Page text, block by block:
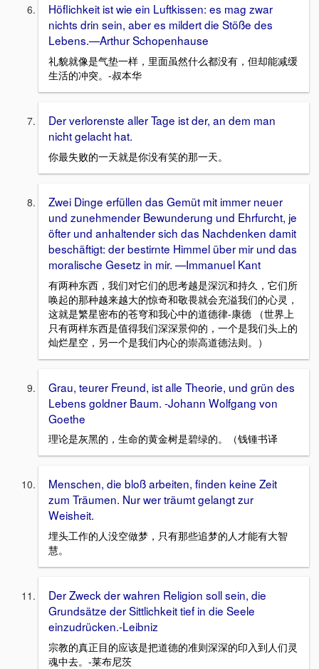
Höflichkeit ist wie ein Luftkissen: es mag zwar
nichts drin sein, aber es mildert die Stöße des
Lebens.—Arthur Schopenhause
礼貌就像是气垫一样，里面虽然什么都没有，但却能减缓
生活的冲突。-叔本华
Der verlorenste aller Tage ist der, an dem man
nicht gelacht hat.
你最失败的一天就是你没有笑的那一天。
Zwei Dinge erfüllen das Gemüt mit immer neuer
und zunehmender Bewunderung und Ehrfurcht, je
öfter und anhaltender sich das Nachdenken damit
beschäftigt: der bestirnte Himmel über mir und das
moralische Gesetz in mir. —Immanuel Kant
有两种东西，我们对它们的思考越是深沉和持久，它们所
唤起的那种越来越大的惊奇和敬畏就会充溢我们的心灵，
这就是繁星密布的苍穹和我心中的道德律-康德 （世界上
只有两样东西是值得我们深深景仰的，一个是我们头上的
灿烂星空，另一个是我们内心的崇高道德法则。）
Grau, teurer Freund, ist alle Theorie, und grün des
Lebens goldner Baum. -Johann Wolfgang von
Goethe
理论是灰黑的，生命的黄金树是碧绿的。（钱锺书译
Menschen, die bloß arbeiten, finden keine Zeit
zum Träumen. Nur wer träumt gelangt zur
Weisheit.
埋头工作的人没空做梦，只有那些追梦的人才能有大智
慧。
Der Zweck der wahren Religion soll sein, die
Grundsätze der Sittlichkeit tief in die Seele
einzudrücken.-Leibniz
宗教的真正目的应该是把道德的准则深深的印入到人们灵
魂中去。-莱布尼茨